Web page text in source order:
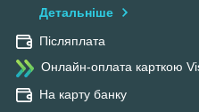
Детальніше
Післяплата
Онлайн-оплата карткою
На карту банку